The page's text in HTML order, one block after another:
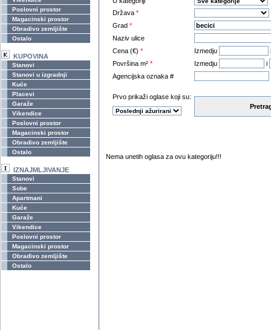
Poslovni prostor
Magacinski prostor
Obradivo zemljište
Ostalo
KUPOVINA
Stanovi
Stanovi u izgradnji
Kuće
Placevi
Garaže
Vikendice
Poslovni prostor
Magacinski prostor
Obradivo zemljište
Ostalo
IZNAJMLJIVANJE
Stanovi
Sobe
Apartmani
Kuće
Garaže
Vikendice
Poslovni prostor
Magacinski prostor
Obradivo zemljište
Ostalo
Država *
Grad *
Naziv ulice
Cena (€) * Izmedju
Površina m² * Izmedju
i
Agencijska oznaka #
Prvo prikaži oglase koji su:
Nema unetih oglasa za ovu kategoriju!!!